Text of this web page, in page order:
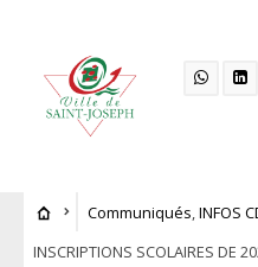
Communiqués,INFOS
INSCRIPTIONS SCOLAIRES DE